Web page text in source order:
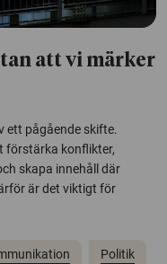
att vi märker
ett pågående skifte.
förstärka konflikter,
skapa innehåll där
är det viktigt för
Politik